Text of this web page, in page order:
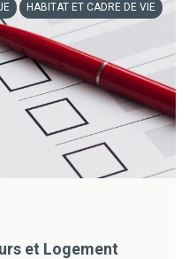
HABITAT ET CADRE DE VIE
et Logement